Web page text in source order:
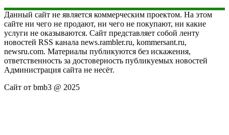
Данный сайт не является коммерческим проектом. На этом
сайте ни чего не продают, ни чего не покупают, ни какие
услуги не оказываются. Сайт представляет собой ленту
новостей RSS канала news.rambler.ru, kommersant.ru,
newsru.com. Материалы публикуются без искажения,
ответственность за достоверность публикуемых новостей
Администрация сайта не несёт.
Сайт от bmb3 @ 2025